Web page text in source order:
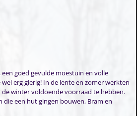
goed gevulde moestuin en volle
erg gierig! In de lente en zomer werkten
winter voldoende voorraad te hebben.
die een hut gingen bouwen, Bram en